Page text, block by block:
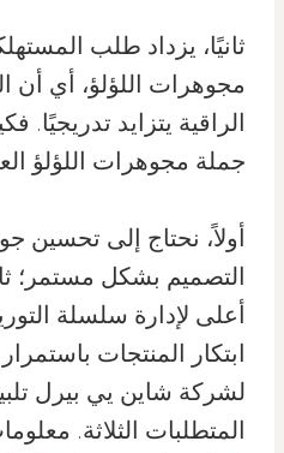
ثانيًا، يزداد طلب
مجوهرات اللؤلؤ، أي أن
الراقية يتزايد
جملة مجوهرات اللؤلؤ
أولاً، نحتاج إلى تحسين
التصميم بشكل مستمر؛
أعلى لإدارة سلسلة
ابتكار المنتجات
لشركة شاين يي بيرل
المتطلبات الثلاثة.